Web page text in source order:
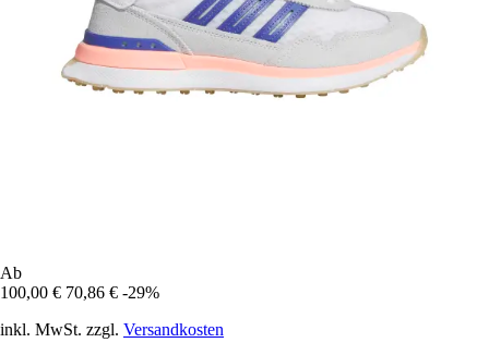
Ab
100,00 € 70,86 € -29%
inkl. MwSt. zzgl. Versandkosten